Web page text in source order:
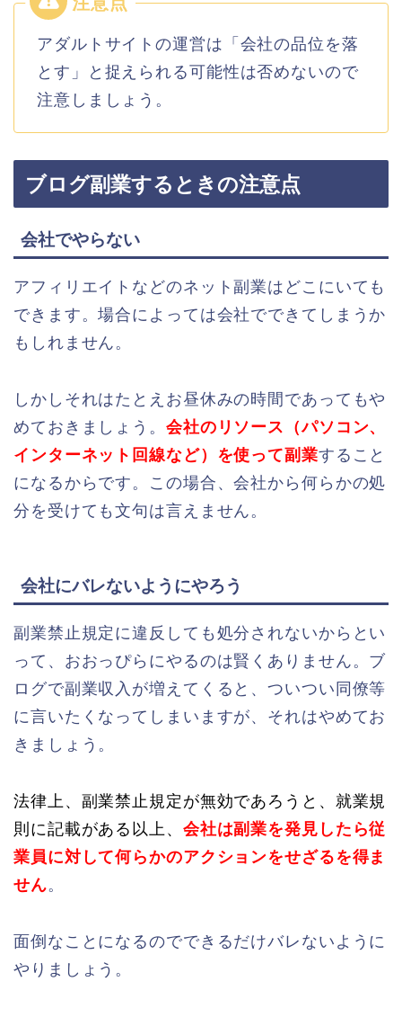
アダルトサイトの運営は「会社の品位を落
とす」と捉えられる可能性は否めないので
注意しましょう。
ブログ副業するときの注意点
会社でやらない
アフィリエイトなどのネット副業はどこにいても
できます。場合によっては会社でできてしまうか
もしれません。
しかしそれはたとえお昼休みの時間であってもや
めておきましょう。 会社のリソース（パソコン、
インターネット回線など）を使って副業すること
になるからです。この場合、会社から何らかの処
分を受けても文句は言えません。
会社にバレないようにやろう
副業禁止規定に違反しても処分されないからとい
って、おおっぴらにやるのは賢くありません。ブ
ログで副業収入が増えてくると、ついつい同僚等
に言いたくなってしまいますが、それはやめてお
きましょう。
法律上、副業禁止規定が無効であろうと、就業規
則に記載がある以上、 会社は副業を発見したら従
業員に対して何らかのアクションをせざるを得ま
せん。
面倒なことになるのでできるだけバレないように
やりましょう。